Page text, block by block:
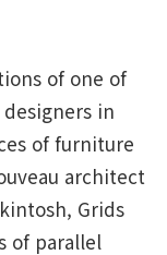
of one of
in
of furniture
architect
Grids
of parallel